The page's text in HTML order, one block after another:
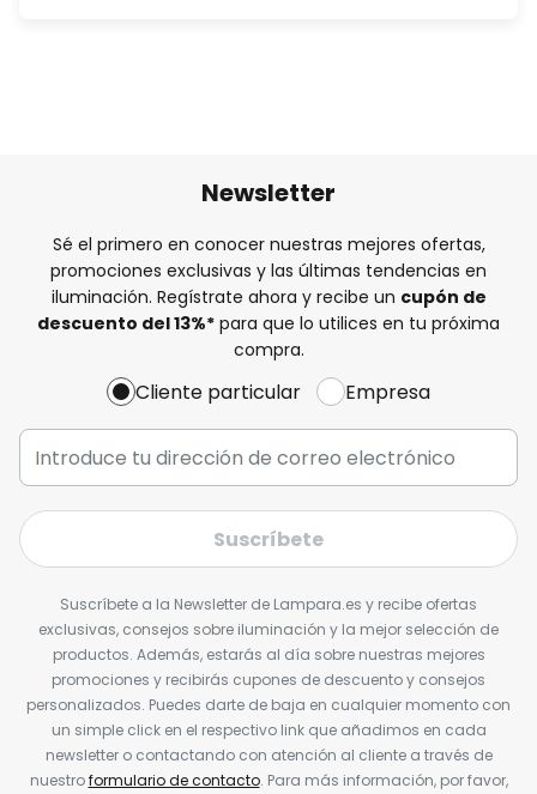
Newsletter
Sé el primero en conocer nuestras mejores ofertas,
promociones exclusivas y las últimas tendencias en
iluminación. Regístrate ahora y recibe un cupón de
descuento del13%* para que lo utilices en tu próxima
compra.
Cliente particular Empresa
Suscríbete
Suscríbete a la Newsletter de Lampara.es y recibe ofertas
exclusivas, consejos sobre iluminación y la mejor selección de
productos. Además, estarás al día sobre nuestras mejores
promociones y recibirás cupones de descuento y consejos
personalizados. Puedes darte de baja en cualquier momento con
un simple click en el respectivo link que añadimos en cada
newsletter o contactando con atención al cliente a través de
nuestroformulario de contacto. Para más información, por favor,